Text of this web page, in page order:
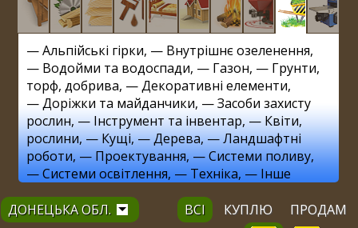
—Альпійські гірки, — Внутрішнє озеленення,
— Водойми та водоспади, — Газон, — Грунти,
торф, добрива, —Декоративні елементи,
—Доріжки та майданчики, —Засоби захисту
рослин, —Інструмент та інвентар, —Квіти,
рослини, —Кущі, —Дерева, —Ландшафтні
роботи, —Проектування, —Системи поливу,
—Системи освітлення, —Техніка, —Інше
ДОНЕЦЬКА ОБЛ. ВСІ КУПЛЮ
ПРОДАМ